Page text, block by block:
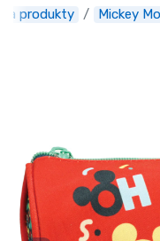
produkty Mickey
Wejście
Doręczenie
Przedsprzedaż
Outlet